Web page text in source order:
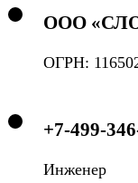
ООО
ОГРН:
+7-499-
Инженер